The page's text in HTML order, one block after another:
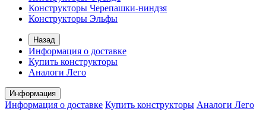
Конструкторы Черепашки-ниндзя
Конструкторы Эльфы
Назад
Информация о доставке
Купить конструкторы
Аналоги Лего
Информация
Информация о доставке Купить конструкторы Аналоги Лего